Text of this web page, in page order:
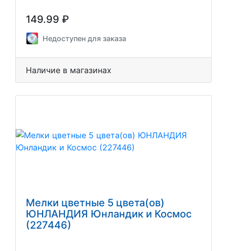
149.99 ₽
Недоступен для заказа
Наличие в магазинах
Мелки цветные 5 цвета(ов)
ЮНЛАНДИЯ Юнландик и Космос
(227446)